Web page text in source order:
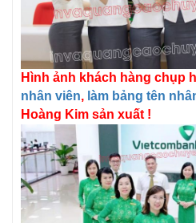
Hình ảnh khách hàng chụp
nhân viên, làm bảng tên
Hoàng Kim sản xuất !